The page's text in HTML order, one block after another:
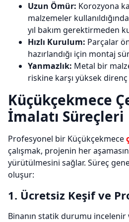
Uzun Ömür: Korozyona
malzemeler
yıl bakım gerektirmeden
Hızlı Kurulum: Parçalar
hazırlandığı için montaj
Yanmazlık: Metal bir
riskine karşı yüksek
Küçükçekmece
İmalatı Süreçleri
Profesyonel bir Küçükçekmece
çalışmak, projenin her
yürütülmesini sağlar. Süreç
oluşur:
1. Ücretsiz Keşif ve
Binanın statik durumu incelenir